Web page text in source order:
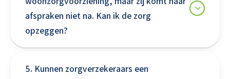
afspraken niet na. Kan ik de zorg
opzeggen?
5. Kunnen zorgverzekeraars een